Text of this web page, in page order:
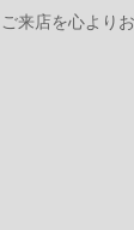
ご来店を心より